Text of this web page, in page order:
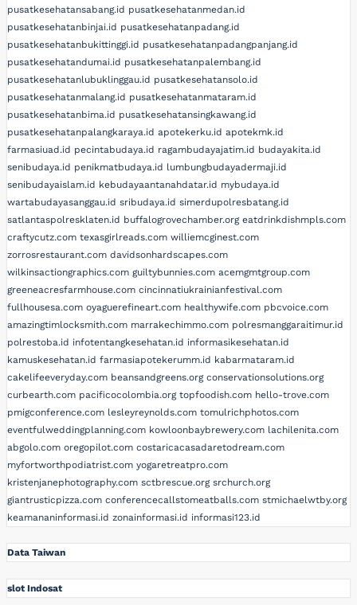
pusatkesehatansabang.id pusatkesehatanmedan.id
pusatkesehatanbinjai.id pusatkesehatanpadang.id
pusatkesehatanbukittinggi.id pusatkesehatanpadangpanjang.id
pusatkesehatandumai.id pusatkesehatanpalembang.id
pusatkesehatanlubuklinggau.id pusatkesehatansolo.id
pusatkesehatanmalang.id pusatkesehatanmataram.id
pusatkesehatanbima.id pusatkesehatansingkawang.id
pusatkesehatanpalangkaraya.id apotekerku.id apotekmk.id
farmasiuad.id pecintabudaya.id ragambudayajatim.id budayakita.id
senibudaya.id penikmatbudaya.id lumbungbudayadermaji.id
senibudayaislam.id kebudayaantanahdatar.id mybudaya.id
wartabudayasanggau.id sribudaya.id simerdupolresbatang.id
satlantaspolresklaten.id buffalogrovechamber.org eatdrinkdishmpls.com
craftycutz.com texasgirlreads.com williemcginest.com
zorrosrestaurant.com davidsonhardscapes.com
wilkinsactiongraphics.com guiltybunnies.com acemgmtgroup.com
greeneacresfarmhouse.com cincinnatiukrainianfestival.com
fullhousesa.com oyaguerefineart.com healthywife.com pbcvoice.com
amazingtimlocksmith.com marrakechimmo.com polresmanggaraitimur.id
polrestoba.id infotentangkesehatan.id informasikesehatan.id
kamuskesehatan.id farmasiapotekerumm.id kabarmataram.id
cakelifeeveryday.com beansandgreens.org conservationsolutions.org
curbearth.com pacificocolombia.org topfoodish.com hello-trove.com
pmigconference.com lesleyreynolds.com tomulrichphotos.com
eventfulweddingplanning.com kowloonbaybrewery.com lachilenita.com
abgolo.com oregopilot.com costaricacasadaretodream.com
myfortworthpodiatrist.com yogaretreatpro.com
kristenjanephotography.com sctbrescue.org srchurch.org
giantrusticpizza.com conferencecallstomeatballs.com stmichaelwtby.org
keamananinformasi.id zonainformasi.id informasi123.id
Data Taiwan
slot Indosat